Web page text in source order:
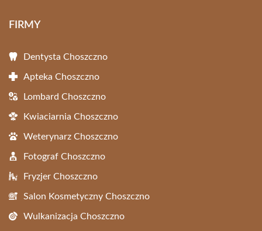
FIRMY
Dentysta Choszczno
Apteka Choszczno
Lombard Choszczno
Kwiaciarnia Choszczno
Weterynarz Choszczno
Fotograf Choszczno
Fryzjer Choszczno
Salon Kosmetyczny Choszczno
Wulkanizacja Choszczno